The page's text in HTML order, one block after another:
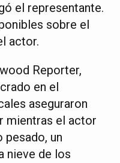
el representante.
sobre el
actor.
Reporter,
en el
aseguraron
mientras el actor
pesado, un
nieve de los